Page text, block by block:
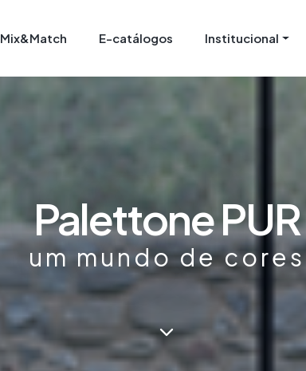
Mix&Match E-catálogos Institucional
Palettone PUR
um mundo de cores